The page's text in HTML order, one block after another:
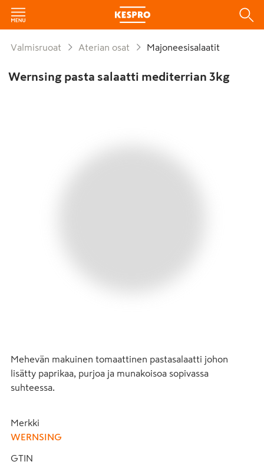
Valmisruoat Aterian osat Majoneesisalaatit
Wernsing pasta salaatti mediterrian 3kg
Mehevän makuinen tomaattinen pastasalaatti johon
lisätty paprikaa, purjoa ja munakoisoa sopivassa
suhteessa.
Merkki
WERNSING
GTIN